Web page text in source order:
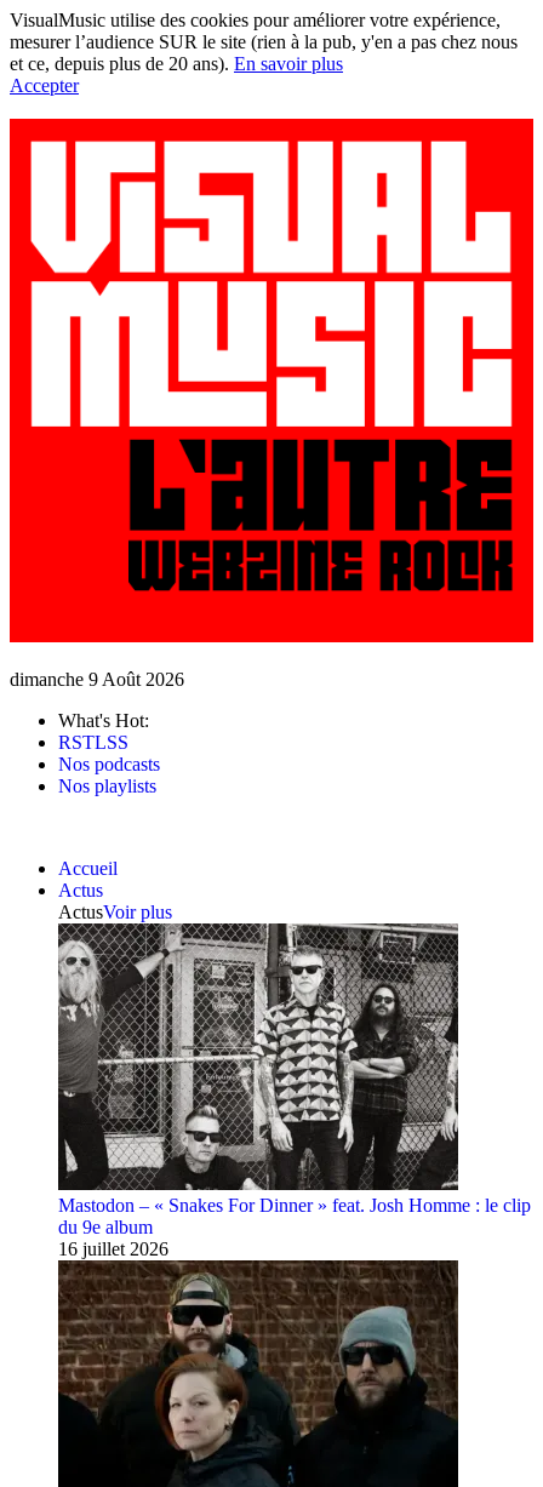
VisualMusic utilise des cookies pour améliorer votre expérience,
mesurer l’audience SUR le site (rien à la pub, y'en a pas chez nous
et ce, depuis plus de 20 ans). En savoir plus
Accepter
dimanche 9 Août 2026
What's Hot:
RSTLSS
Nos podcasts
Nos playlists
Accueil
Actus
ActusVoir plus
Mastodon – « Snakes For Dinner » feat. Josh Homme : le clip
du 9e album
16 juillet 2026